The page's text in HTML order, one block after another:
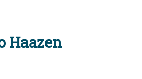
Haazen